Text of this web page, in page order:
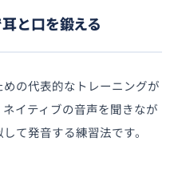
と口を鍛える
の代表的なトレーニングが
イティブの音声を聞きなが
て発音する練習法です。